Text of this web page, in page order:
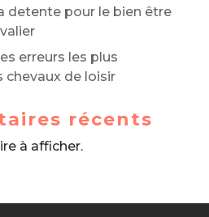
detente pour le bien être
erreurs les plus
chevaux de loisir
récents
à afficher.